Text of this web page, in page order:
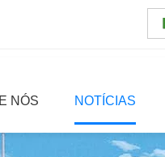
NÓS NOTÍCIAS